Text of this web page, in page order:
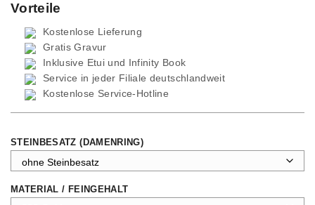
Vorteile
Kostenlose Lieferung
Gratis Gravur
Inklusive Etui und Infinity Book
Service in jeder Filiale deutschlandweit
Kostenlose Service-Hotline
STEINBESATZ (DAMENRING)
MATERIAL / FEINGEHALT